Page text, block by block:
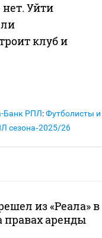
Уйти
клуб и
Банк РПЛ:Футболисты и
сезона‑2025/26
из «Реала» в
правах аренды